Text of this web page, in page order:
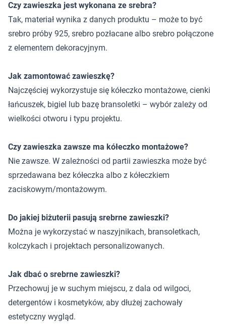
Czy zawieszka jest wykonana ze srebra?
Tak, materiał wynika z danych produktu – może to być
srebro próby 925, srebro pozłacane albo srebro połączone
z elementem dekoracyjnym.
Jak zamontować zawieszkę?
Najczęściej wykorzystuje się kółeczko montażowe, cienki
łańcuszek, bigiel lub bazę bransoletki – wybór zależy od
wielkości otworu i typu projektu.
Czy zawieszka zawsze ma kółeczko montażowe?
Nie zawsze. W zależności od partii zawieszka może być
sprzedawana bez kółeczka albo z kółeczkiem
zaciskowym/montażowym.
Do jakiej biżuterii pasują srebrne zawieszki?
Można je wykorzystać w naszyjnikach, bransoletkach,
kolczykach i projektach personalizowanych.
Jak dbać o srebrne zawieszki?
Przechowuj je w suchym miejscu, z dala od wilgoci,
detergentów i kosmetyków, aby dłużej zachowały
estetyczny wygląd.